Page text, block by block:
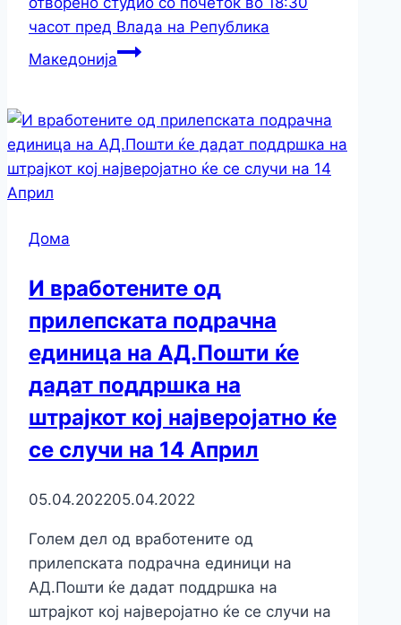
часот пред Влада на Република
Македонија
Дома
И вработените од
прилепската подрачна
единица на АД.Пошти ќе
дадат поддршка на
штрајкот кој најверојатно ќе
се случи на 14 Април
05.04.202205.04.2022
Голем дел од вработените од
прилепската подрачна единици на
АД.Пошти ќе дадат поддршка на
штрајкот кој најверојатно ќе се случи на